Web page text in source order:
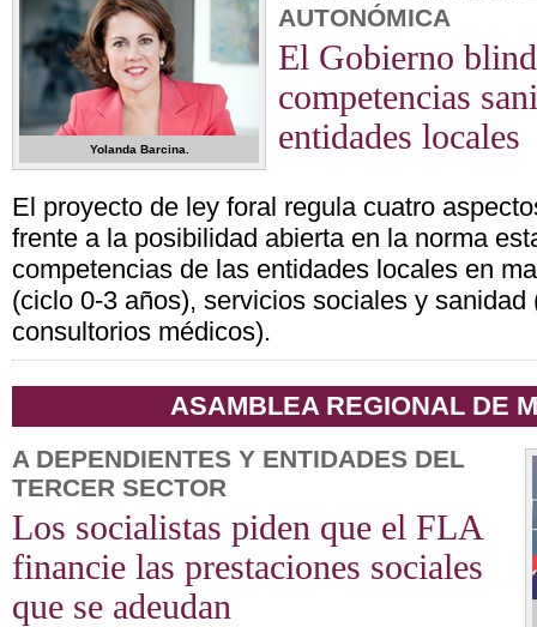
Yolanda Barcina.
AUTONÓMICA
El Gobierno
competencias
entidades locales
El proyecto de ley foral regula cuatro
frente a la posibilidad abierta en la norma
competencias de las entidades locales en
(ciclo 0-3 años), servicios sociales y sanidad
consultorios médicos).
ASAMBLEA REGIONAL DE
A DEPENDIENTES Y ENTIDADES DEL
TERCER SECTOR
Los socialistas piden que el FLA
financie las prestaciones sociales
que se adeudan